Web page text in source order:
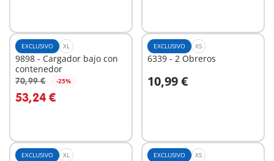
EXCLUSIVO XL
9898 - Cargador bajo con
contenedor
70,99 € -25%
53,24 €
A la cesta
EXCLUSIVO XS
6339 - 2 Obreros
10,99 €
A la cesta
EXCLUSIVO XL EXCLUSIVO XS